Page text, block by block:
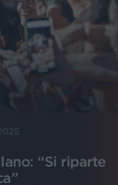
“Si riparte